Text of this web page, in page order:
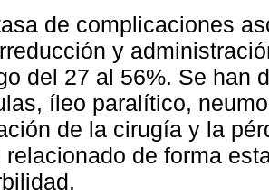
de complicaciones
y
del 27 al 56%. Se han
íleo paralítico,
de la cirugía y la
relacionado de forma